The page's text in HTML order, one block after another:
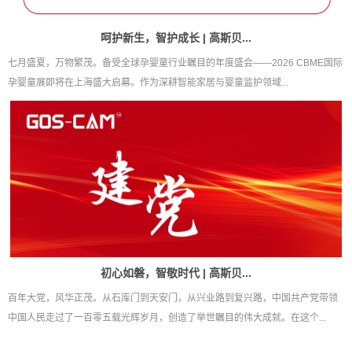
呵护新生，智护成长 | 高斯贝...
七月盛夏，万物繁茂。备受全球孕婴童行业瞩目的年度盛会——2026 CBME国际
孕婴童展即将在上海盛大启幕。作为深耕智能家居与婴童监护领域...
初心如磐，智敬时代 | 高斯贝...
百年大党，风华正茂。从石库门到天安门，从兴业路到复兴路，中国共产党带领
中国人民走过了一百零五载光辉岁月，创造了举世瞩目的伟大成就。在这个...